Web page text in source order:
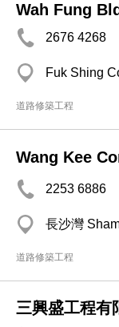
Wah Fung
2676 4268
Fuk Shing
道路修築工程
Wang Kee
2253 6886
長沙灣
道路修築工程
三興盛工程有